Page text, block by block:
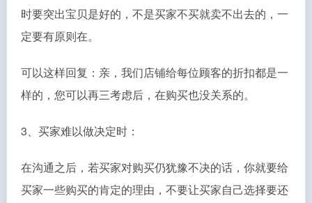
时要突出宝贝是好的，不是买家不买就卖不出去的，一
定要有原则在。
可以这样回复：亲，我们店铺给每位顾客的折扣都是一
样的，您可以再三考虑后，在购买也没关系的。
3、买家难以做决定时：
在沟通之后，若买家对购买仍犹豫不决的话，你就要给
买家一些购买的肯定的理由，不要让买家自己选择要还